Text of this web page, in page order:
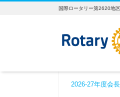
国際ロータリー第2620地
2026-27年度会